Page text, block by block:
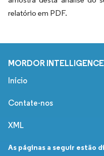
relatório em PDF.
MORDOR INTELLIGENCE
Início
Contate-nos
XML
As páginas a seguir estão